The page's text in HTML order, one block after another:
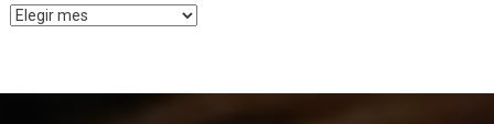
Archivo